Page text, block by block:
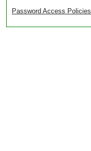
Password Access Policies